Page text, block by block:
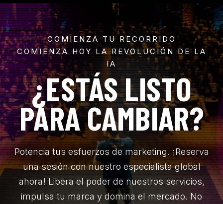
COMIENZA TU RECORRIDO
COMIENZA HOY LA REVOLUCIÓN DE LA
IA
¿ESTÁS LISTO
PARA CAMBIAR?
Potencia tus esfuerzos de marketing. ¡Reserva
una sesión con nuestro especialista global
ahora! Libera el poder de nuestros servicios,
impulsa tu marca y domina el mercado. No